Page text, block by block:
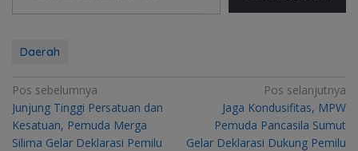
Daerah
Navigasi
pos
Pos sebelumnya
Junjung Tinggi Persatuan dan
Kesatuan, Pemuda Merga
Silima Gelar Deklarasi Pemilu
Pos selanjutnya
Jaga Kondusifitas, MPW
Pemuda Pancasila Sumut
Gelar Deklarasi Dukung Pemilu